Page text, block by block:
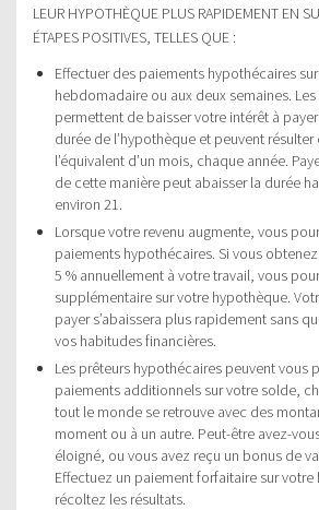
LEUR HYPOTHÈQUE PLUS RAPIDEMENT EN
ÉTAPES POSITIVES, TELLES QUE :
Effectuer des paiements hypothécaires
hebdomadaire ou aux deux semaines.
permettent de baisser votre intérêt à
durée de l’hypothèque et peuvent résulter
l’équivalent d’un mois, chaque année.
de cette manière peut abaisser la durée
environ 21.
Lorsque votre revenu augmente, vous
paiements hypothécaires. Si vous
5 % annuellement à votre travail, vous
supplémentaire sur votre hypothèque.
payer s’abaissera plus rapidement sans
vos habitudes financières.
Les prêteurs hypothécaires peuvent vous
paiements additionnels sur votre solde,
tout le monde se retrouve avec des
moment ou à un autre. Peut-être avez-
éloigné, ou vous avez reçu un bonus de
Effectuez un paiement forfaitaire sur
récoltez les résultats.